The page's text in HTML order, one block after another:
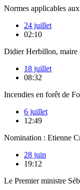
Normes applicables
24 juillet
02:10
Didier Herbillon, maire
18 juillet
08:32
Incendies en forêt de
6 juillet
12:49
Nomination : Etienne
28 juin
19:12
Le Premier ministre